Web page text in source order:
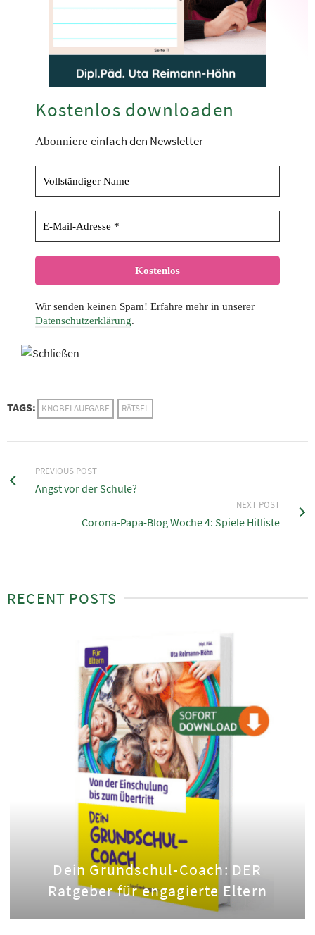
Kostenlos downloaden
Abonniere einfach den Newsletter
Wir senden keinen Spam! Erfahre mehr in unserer
Datenschutzerklärung.
TAGS: KNOBELAUFGABE RÄTSEL
PREVIOUS POST
Angst vor der Schule?
NEXT POST
Corona-Papa-Blog Woche 4: Spiele Hitliste
RECENT POSTS
Dein Grundschul-Coach: DER
Ratgeber für engagierte Eltern